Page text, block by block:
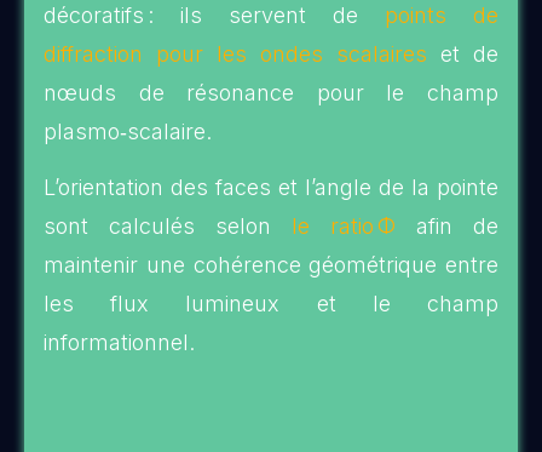
décoratifs : ils servent de points de
diffraction pour les ondes scalaires et de
nœuds de résonance pour le champ
plasmo‑scalaire.
L’orientation des faces et l’angle de la pointe
sont calculés selon le ratio Φ afin de
maintenir une cohérence géométrique entre
les flux lumineux et le champ
informationnel.